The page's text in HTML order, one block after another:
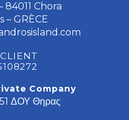
84011 Chora
– GRÈCE
Company
ΔΟΥ Θηρας